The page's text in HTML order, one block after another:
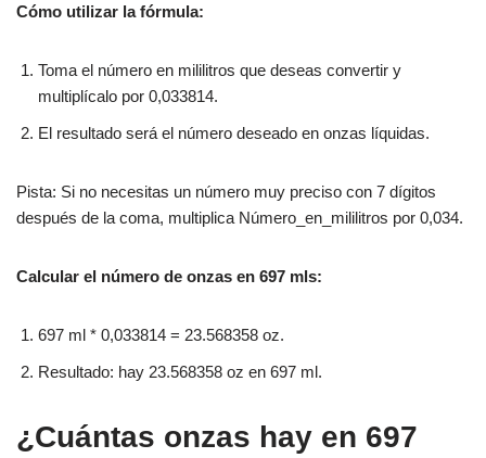
Cómo utilizar la fórmula:
Toma el número en mililitros que deseas convertir y
multiplícalo por 0,033814.
El resultado será el número deseado en onzas líquidas.
Pista: Si no necesitas un número muy preciso con 7 dígitos
después de la coma, multiplica Número_en_mililitros por 0,034.
Calcular el número de onzas en 697 mls:
697 ml * 0,033814 = 23.568358 oz.
Resultado: hay 23.568358 oz en 697 ml.
¿Cuántas onzas hay en 697